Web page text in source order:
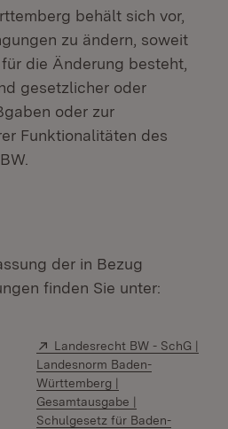
behält sich vor,
zu ändern, soweit
die Änderung besteht,
gesetzlicher oder
oder zur
Funktionalitäten des
der in Bezug
finden Sie unter:
Extern:
Landesrecht BW - SchG |
Landesnorm Baden-
Württemberg |
Gesamtausgabe |
Schulgesetz für Baden-